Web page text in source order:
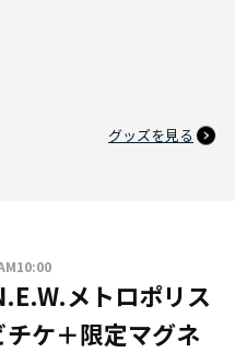
グッズを見る
メトロポリス
ケ＋限定マグネ